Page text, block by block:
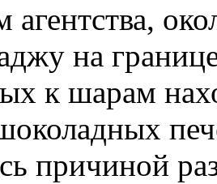
на
к шарам
причиной